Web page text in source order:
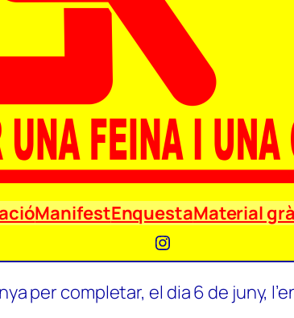
ManifestEnquestaMaterial
Instagram
per completar, el dia 6 de juny,